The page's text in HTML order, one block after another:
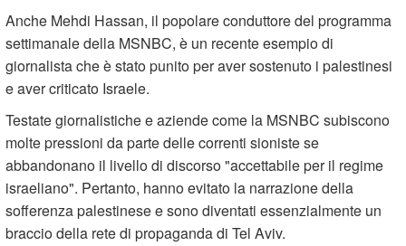
Anche Mehdi Hassan, il popolare conduttore del programma
settimanale della MSNBC, è un recente esempio di
giornalista che è stato punito per aver sostenuto i palestinesi
e aver criticato Israele.
Testate giornalistiche e aziende come la MSNBC subiscono
molte pressioni da parte delle correnti sioniste se
abbandonano il livello di discorso "accettabile per il regime
israeliano". Pertanto, hanno evitato la narrazione della
sofferenza palestinese e sono diventati essenzialmente un
braccio della rete di propaganda di Tel Aviv.